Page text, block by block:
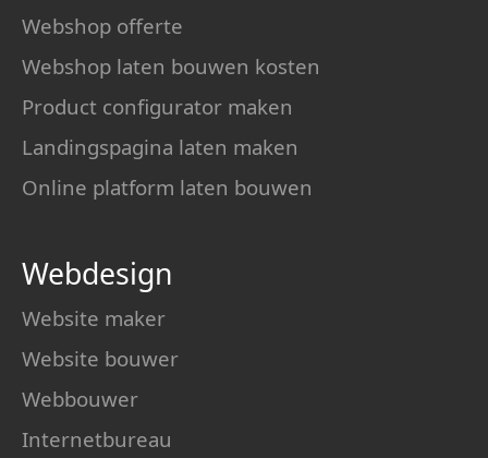
Webshop offerte
Webshop laten bouwen kosten
Product configurator maken
Landingspagina laten maken
Online platform laten bouwen
Webdesign
Website maker
Website bouwer
Webbouwer
Internetbureau